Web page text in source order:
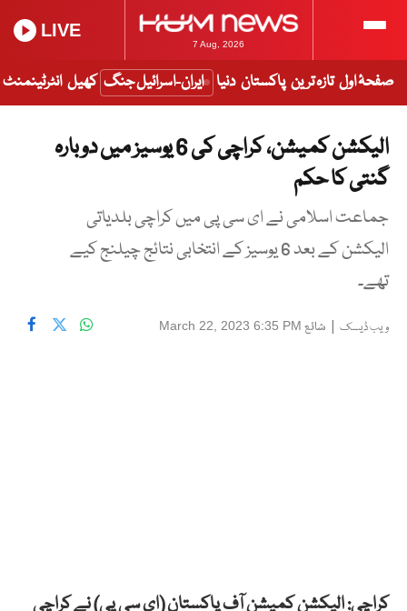
7 Aug, 2026
LIVE
صفحۂ اول تازہ ترین پاکستان دنیا ایران-اسرائیل جنگ کھیل انٹرٹینمنٹ
الیکشن کمیشن، کراچی کی 6 یوسیز میں دوبارہ
گنتی کا حکم
جماعت اسلامی نے ای سی پی میں کراچی بلدیاتی
الیکشن کے بعد 6 یوسیز کے انتخابی نتائج چیلنج کیے
تھے۔
ویب ڈیسک | شائع March 22, 2023 6:35 PM
کراچی: الیکشن کمیشن آف پاکستان (ای سی پی) نے کراچی